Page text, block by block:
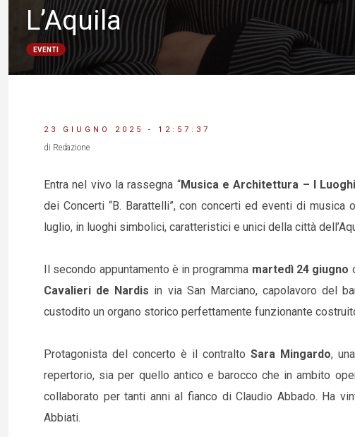
L’Aquila
EVENTI
23 GIUGNO 2025 - 12:57:37
di Redazione
Entra nel vivo la rassegna “Musica e Architettura – I
dei Concerti “B. Barattelli”, con concerti ed eventi di
luglio, in luoghi simbolici, caratteristici e unici della città
Il secondo appuntamento è in programma martedì 24 giugno
Cavalieri de Nardis in via San Marciano, capolavoro del
custodito un organo storico perfettamente funzionante
Protagonista del concerto è il contralto Sara Mingardo,
repertorio, sia per quello antico e barocco che in ambito
collaborato per tanti anni al fianco di Claudio Abbado. Ha
Abbiati.